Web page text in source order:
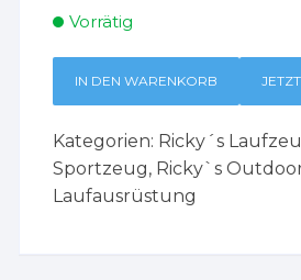
Vorrätig
IN DEN WARENKORB
Kategorien: Ricky´s
Sportzeug, Ricky`s
Laufausrüstung